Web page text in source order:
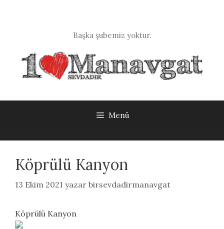
Başka şubemiz yoktur.
Menü
Köprülü Kanyon
13 Ekim 2021 yazar birsevdadirmanavgat
Köprülü Kanyon